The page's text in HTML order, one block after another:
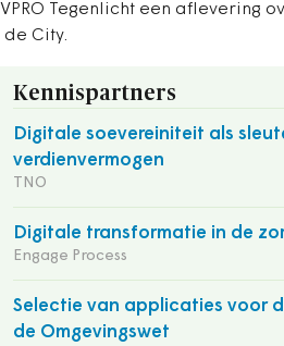
VPRO Tegenlicht een aflevering
de City.
Kennispartners
Digitale soevereiniteit als
verdienvermogen
TNO
Digitale transformatie in de
Engage Process
Selectie van applicaties voor
de Omgevingswet